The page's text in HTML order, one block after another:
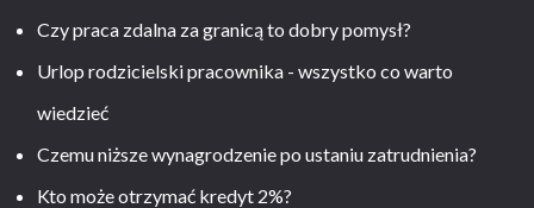
Czy praca zdalna za granicą to dobry pomysł?
Urlop rodzicielski pracownika - wszystko co warto
wiedzieć
Czemu niższe wynagrodzenie po ustaniu zatrudnienia?
Kto może otrzymać kredyt 2%?